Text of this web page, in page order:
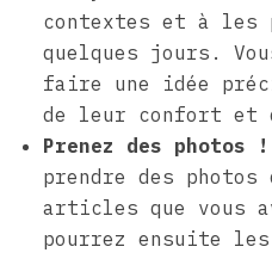
contextes et à les
quelques jours.
faire une idée
de leur confort et
Prenez des photos !
prendre des
articles que vous
pourrez ensuite